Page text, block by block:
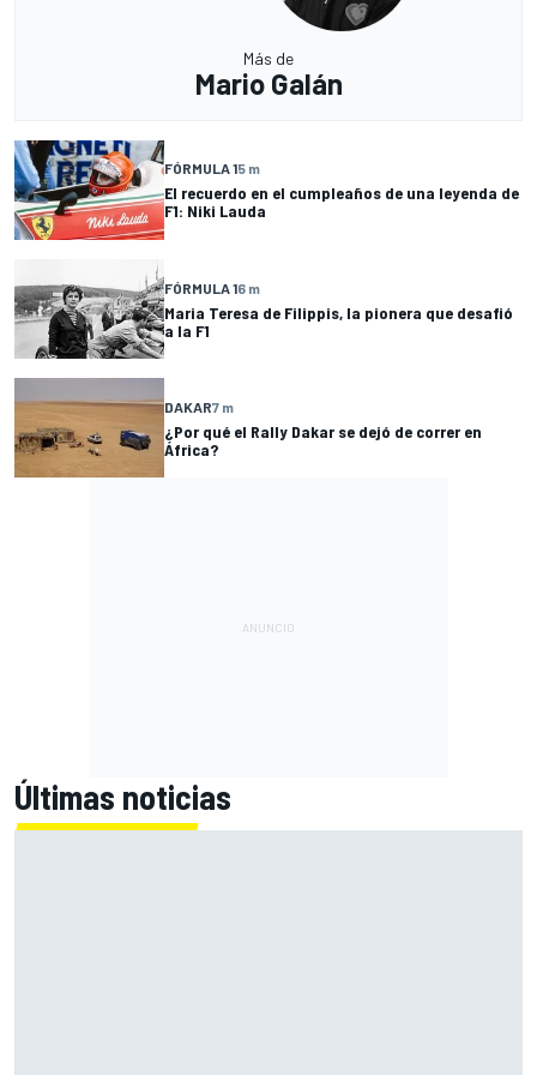
Más de
Mario Galán
FÓRMULA 15 m
El recuerdo en el cumpleaños de una leyenda de
F1: Niki Lauda
FÓRMULA 16 m
Maria Teresa de Filippis, la pionera que desafió
a la F1
DAKAR7 m
¿Por qué el Rally Dakar se dejó de correr en
África?
Últimas noticias